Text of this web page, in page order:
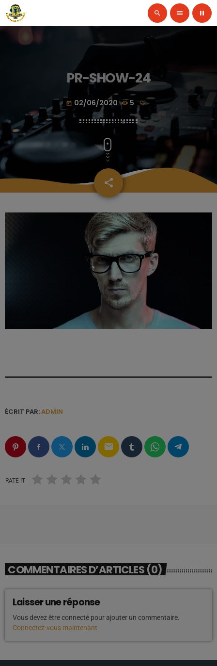
search menu pause
PR-SHOW-24
today 02/06/2020 5
share
email
ÉCRIT PAR:ADMIN
email
RATE IT
COMMENTAIRES D’ARTICLES (0)
Laisser une réponse
Vous devez être connecté pour ajouter un commentaire.
Connectez-vous maintenant